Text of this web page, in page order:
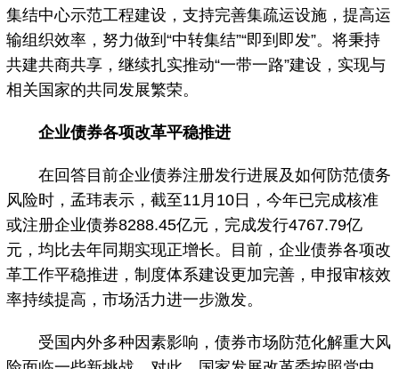
集结中心示范工程建设，支持完善集疏运设施，提高运
输组织效率，努力做到“中转集结”“即到即发”。将秉持
共建共商共享，继续扎实推动“一带一路”建设，实现与
相关国家的共同发展繁荣。
企业债券各项改革平稳推进
在回答目前企业债券注册发行进展及如何防范债务
风险时，孟玮表示，截至11月10日，今年已完成核准
或注册企业债券8288.45亿元，完成发行4767.79亿
元，均比去年同期实现正增长。目前，企业债券各项改
革工作平稳推进，制度体系建设更加完善，申报审核效
率持续提高，市场活力进一步激发。
受国内外多种因素影响，债券市场防范化解重大风